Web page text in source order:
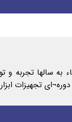
به سالها تجربه
تجهیزات